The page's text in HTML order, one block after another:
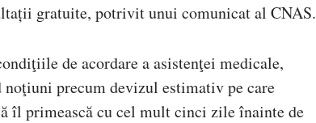
gratuite, potrivit unui comunicat al CNAS.
de acordare a asistenţei medicale,
precum devizul estimativ pe care
îl primească cu cel mult cinci zile înainte de